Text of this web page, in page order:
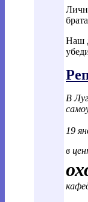
Наш
В
19
в